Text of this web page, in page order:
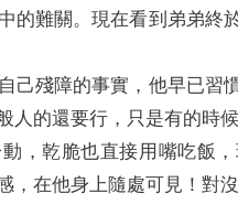
的難關。現在看到弟弟終
殘障的事實，他早已習
的還要行，只是有的時
，乾脆也直接用嘴吃飯
，在他身上隨處可見！對